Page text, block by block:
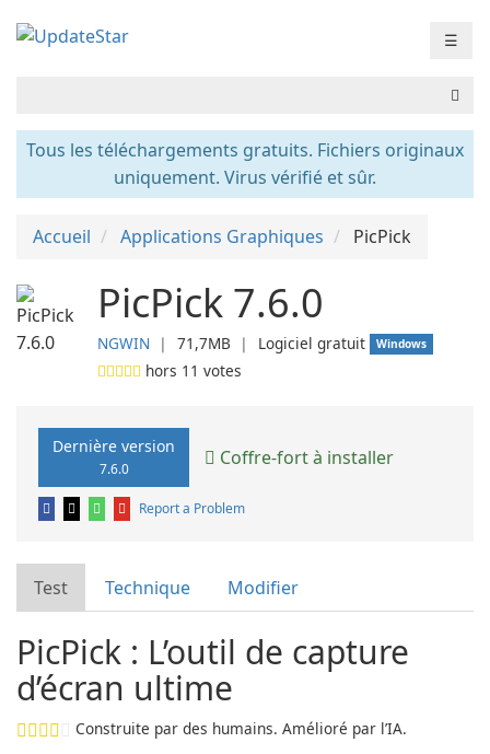
☰
Tous les téléchargements gratuits. Fichiers originaux
uniquement. Virus vérifié et sûr.
Accueil Applications Graphiques PicPick
PicPick 7.6.0
NGWIN ❘ 71,7MB ❘ Logiciel gratuit Windows
hors 11 votes
Dernière version
7.6.0 Coffre-fort à installer
Report a Problem
Test Technique Modifier
PicPick : L’outil de capture
d’écran ultime
Construite par des humains. Amélioré par l’IA.